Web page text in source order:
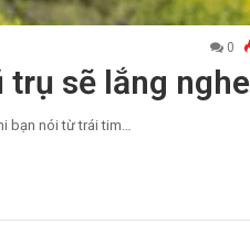
0
sẽ lắng nghe
bạn nói từ trái tim…